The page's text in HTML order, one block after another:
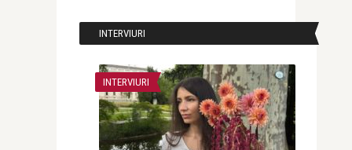
INTERVIURI
INTERVIURI